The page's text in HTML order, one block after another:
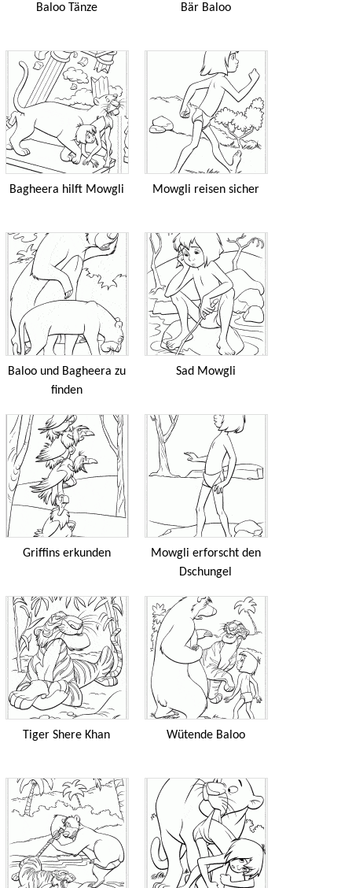
Balоо Tänze Bär Balоо
Bagheera hilft Mowgli Mowgli reisen sicher
Baloo und Bagheera zu
finden
Sad Mowgli
Griffins erkunden
Mowgli erforscht den
Dschungel
Tiger Shere Khan Wütende Baloo